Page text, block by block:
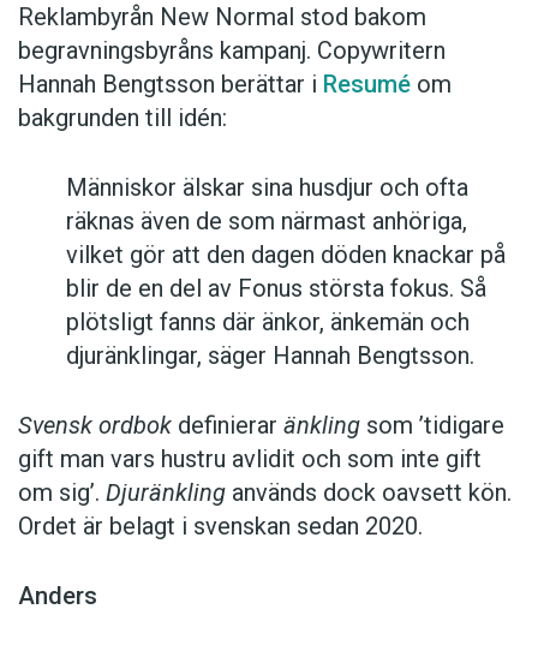
Reklambyrån New Normal stod bakom
begravningsbyråns kampanj. Copywritern
Hannah Bengtsson berättar i Resumé om
bakgrunden till idén:
Människor älskar sina husdjur och ofta
räknas även de som närmast anhöriga,
vilket gör att den dagen döden knackar på
blir de en del av Fonus största fokus. Så
plötsligt fanns där änkor, änkemän och
djuränklingar, säger Hannah Bengtsson.
Svensk ordbok definierar änkling som ’tidigare
gift man vars hustru av­lidit och som inte gift
om sig’. Djuränkling används dock oavsett kön.
Ordet är belagt i svenskan sedan 2020.
Anders